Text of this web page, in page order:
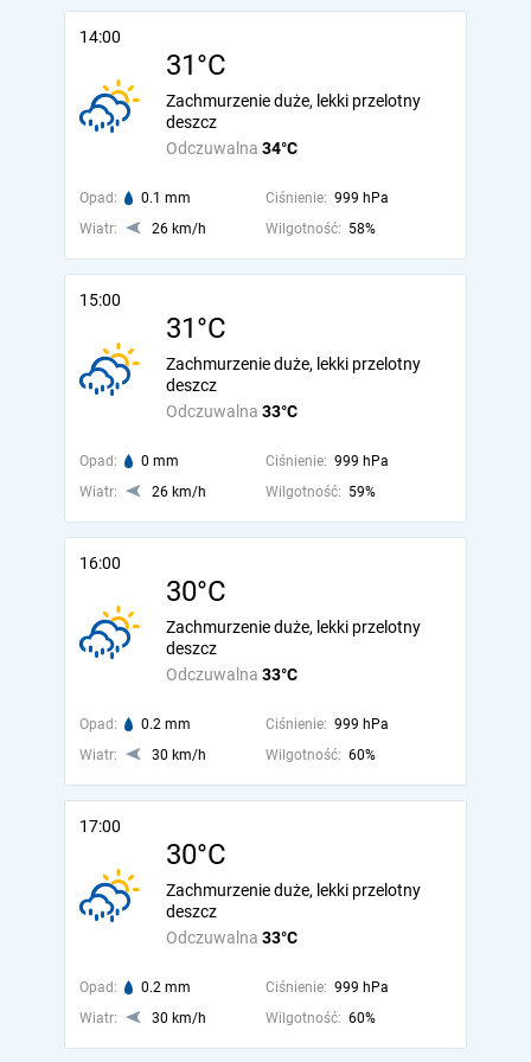
14:00
31°C
Odczuwalna 34°C
Zachmurzenie duże, lekki przelotny
deszcz
Opad: 0.1 mm Ciśnienie: 999 hPa
Wiatr:
26 km/h Wilgotność: 58%
15:00
31°C
Odczuwalna 33°C
Zachmurzenie duże, lekki przelotny
deszcz
Opad: 0 mm Ciśnienie: 999 hPa
Wiatr:
26 km/h Wilgotność: 59%
16:00
30°C
Odczuwalna 33°C
Zachmurzenie duże, lekki przelotny
deszcz
Opad: 0.2 mm Ciśnienie: 999 hPa
Wiatr:
30 km/h Wilgotność: 60%
17:00
30°C
Odczuwalna 33°C
Zachmurzenie duże, lekki przelotny
deszcz
Opad: 0.2 mm Ciśnienie: 999 hPa
Wiatr:
30 km/h Wilgotność: 60%